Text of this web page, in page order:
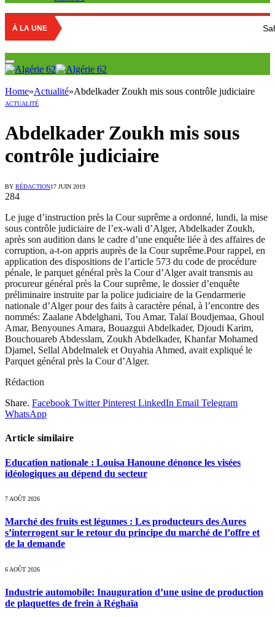
À LA UNE Sahara
Home»Actualité»Abdelkader Zoukh mis sous contrôle judiciaire
ACTUALITÉ
Abdelkader Zoukh mis sous
contrôle judiciaire
BY RÉDACTION17 JUIN 2019
284
Le juge d’instruction près la Cour suprême a ordonné, lundi, la mise
sous contrôle judiciaire de l’ex-wali d’Alger, Abdelkader Zoukh,
après son audition dans le cadre d’une enquête liée à des affaires de
corruption, a-t-on appris auprès de la Cour suprême.Pour rappel, en
application des dispositions de l’article 573 du code de procédure
pénale, le parquet général près la Cour d’Alger avait transmis au
procureur général près la Cour suprême, le dossier d’enquête
préliminaire instruite par la police judiciaire de la Gendarmerie
nationale d’Alger pour des faits à caractère pénal, à l’encontre des
nommés: Zaalane Abdelghani, Tou Amar, Talaï Boudjemaa, Ghoul
Amar, Benyounes Amara, Bouazgui Abdelkader, Djoudi Karim,
Bouchouareb Abdesslam, Zoukh Abdelkader, Khanfar Mohamed
Djamel, Sellal Abdelmalek et Ouyahia Ahmed, avait expliqué le
Parquet général près la Cour d’Alger.
Rédaction
Share. Facebook Twitter Pinterest LinkedIn Email Telegram
WhatsApp
Article similaire
Education nationale : Louisa Hanoune dénonce les visées
idéologiques au dépend du secteur
7 AOÛT 2026
Marché des fruits est légumes : Les producteurs des Aures
s’interrogent sur le retour du principe du marché de l’offre et
de la demande
6 AOÛT 2026
Industrie automobile: Inauguration d’une usine de production
de plaquettes de frein à Réghaïa